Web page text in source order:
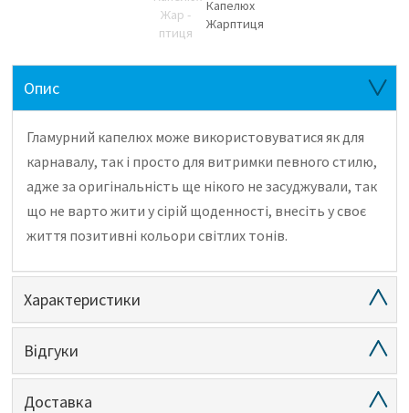
Опис
Гламурний капелюх може використовуватися як для
карнавалу, так і просто для витримки певного стилю,
адже за оригінальність ще нікого не засуджували, так
що не варто жити у сірій щоденності, внесіть у своє
життя позитивні кольори світлих тонів.
Характеристики
Відгуки
Доставка